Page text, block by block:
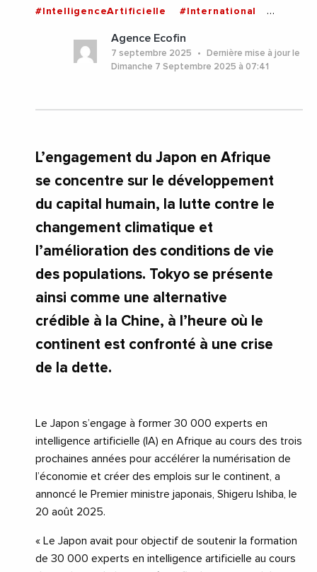
#IntelligenceArtificielle
#International
Agence Ecofin
7 septembre 2025
Dernière mise à jour le
Dimanche 7 Septembre 2025 à 07:41
L’engagement du Japon en Afrique
se concentre sur le développement
du capital humain, la lutte contre le
changement climatique et
l’amélioration des conditions de vie
des populations. Tokyo se présente
ainsi comme une alternative
crédible à la Chine, à l’heure où le
continent est confronté à une crise
de la dette.
Le Japon s’engage à former 30 000 experts en
intelligence artificielle (IA) en Afrique au cours des trois
prochaines années pour accélérer la numérisation de
l’économie et créer des emplois sur le continent, a
annoncé le Premier ministre japonais, Shigeru Ishiba, le
20 août 2025.
« Le Japon avait pour objectif de soutenir la formation
de 30 000 experts en intelligence artificielle au cours